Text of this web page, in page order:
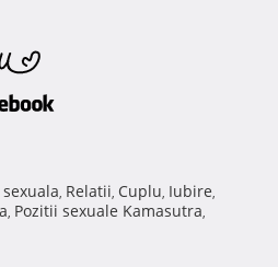
, Relatii, Cuplu, Iubire,
, Pozitii sexuale Kamasutra,